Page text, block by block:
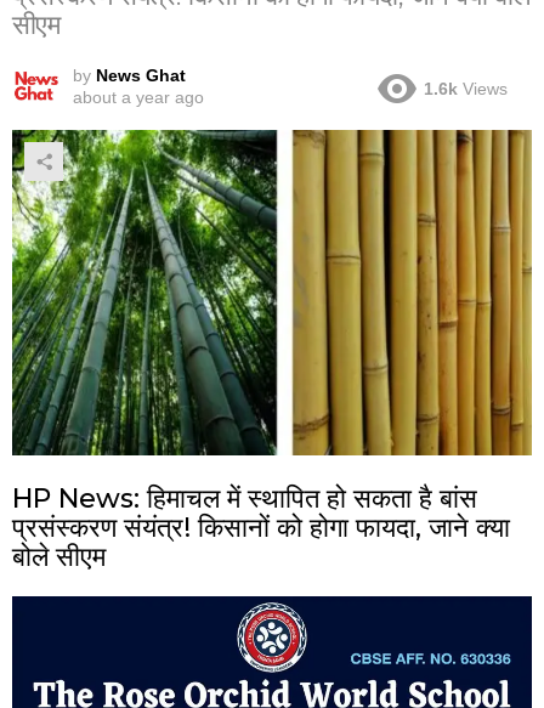
सीएम
by News Ghat
about a year ago
1.6k Views
HP News: हिमाचल में स्थापित हो सकता है बांस
प्रसंस्करण संयंत्र! किसानों को होगा फायदा, जाने क्या
बोले सीएम